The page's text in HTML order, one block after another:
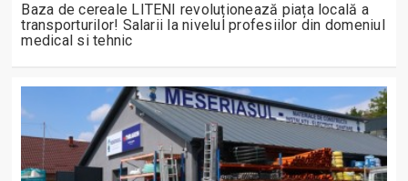
Baza de cereale LITENI revoluționează piața locală a
transporturilor! Salarii la nivelul profesiilor din domeniul
medical si tehnic